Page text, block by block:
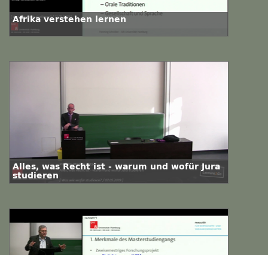
Afrika verstehen lernen
Alles, was Recht ist - warum und wofür Jura
studieren